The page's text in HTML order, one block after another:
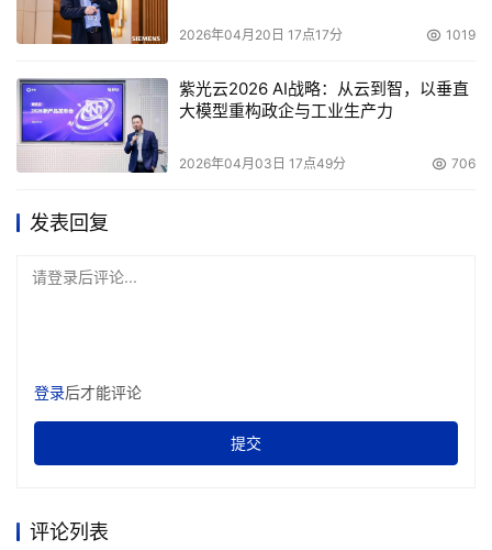
在使用iSCSI。但是我认为随着时间的临近，要求也越来越
迫切。你也许在今年就会看到我们的iSCSI产品，但是应该
是低端的。”
2026年04月20日 17点17分 1019
紫光云2026 AI战略：从云到智，以垂直
大模型重构政企与工业生产力
2026年04月03日 17点49分 706
发表回复
请登录后评论...
登录后才能评论
提交
评论列表